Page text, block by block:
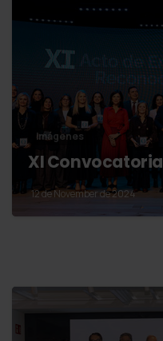
Imágenes
XI Convocatoria
12 de November de 2024